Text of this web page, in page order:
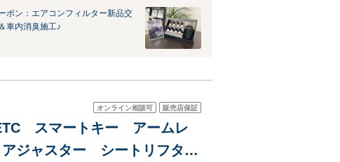
ポン：エアコンフィルター新品交
車内消臭施工♪
オンライン相談可 販売店保証
スマートキー アームレ
ジャスター シートリフタ